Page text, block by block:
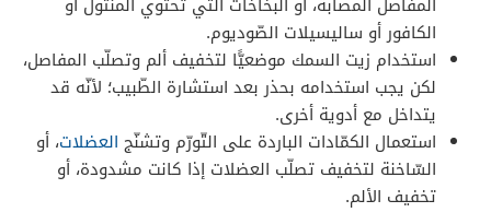
الكافور أو ساليسيلات الصّوديوم.
استخدام زيت السمك موضعيًّا لتخفيف ألم وتصلّب المفاصل،
لكن يجب استخدامه بحذر بعد استشارة الطّبيب؛ لأنّه قد
يتداخل مع أدوية أخرى.
استعمال الكمّادات الباردة على التّورّم وتشنّج العضلات، أو
السّاخنة لتخفيف تصلّب العضلات إذا كانت مشدودة، أو
تخفيف الألم.